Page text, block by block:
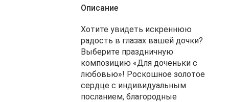
Описание
Хотите увидеть искреннюю
радость в глазах вашей дочки?
Выберите праздничную
композицию «Для доченьки с
любовью»! Роскошное золотое
сердце с индивидуальным
посланием, благородные